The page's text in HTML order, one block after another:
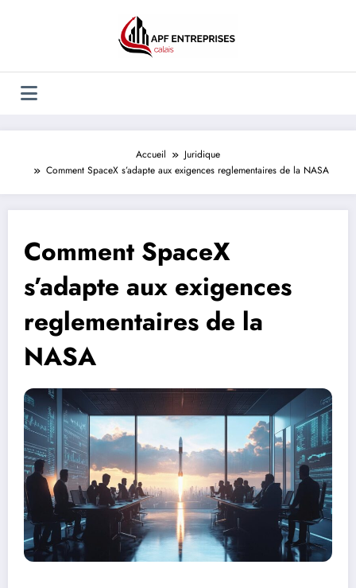
Accueil
Juridique
Comment SpaceX s’adapte aux exigences reglementaires de la NASA
Comment SpaceX
s’adapte aux exigences
reglementaires de la
NASA